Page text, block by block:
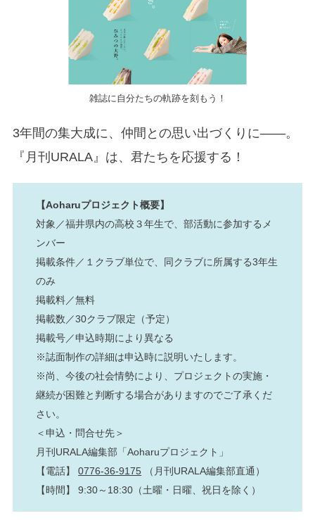
雑誌に自分たちの軌跡を刻もう！
3年間の集大成に、仲間との思い出づくりに――。
『月刊URALA』は、君たちを応援する！
【Aoharuプロジェクト概要】
対象／福井県内の高校３年生で、部活動に参加するメ
ンバー
掲載条件／１クラブ単位で、同クラブに所属する3年生
のみ
掲載料／無料
掲載数／30クラブ限定（予定）
掲載号／申込時期により異なる
※誌面制作の詳細は申込時に説明いたします。
※尚、今後の社会情勢により、プロジェクトの実施・
継続が困難と判断する場合がありますのでご了承くだ
さい。
＜申込・問合せ先＞
月刊URALA編集部「Aoharuプロジェクト」
【電話】0776-36-9175 （月刊URALA編集部直通）
【時間】 9:30～18:30（土曜・日曜、祝日を除く）